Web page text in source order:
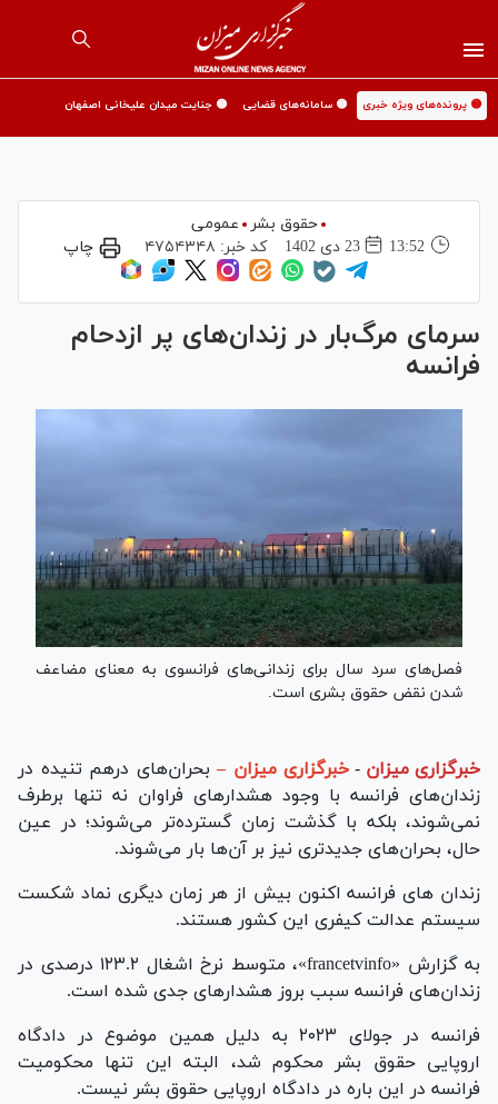
🟡 پرونده‌های ویژه خبری 🟡 سامانه‌های قضایی 🟡 جنایت میدان علیخانی اصفهان
حقوق بشر
عمومی
13:52
23 دی 1402 کد خبر: ۴۷۵۴۳۴۸ چاپ
سرمای مرگ‌بار در زندان‌های پر ازدحام
فرانسه
فصل‌های سرد سال برای زندانی‌های فرانسوی به معنای مضاعف
شدن نقض حقوق بشری است.
خبرگزاری میزان - خبرگزاری میزان – بحران‌های درهم تنیده در
زندان‌های فرانسه با وجود هشدار‌های فراوان نه تنها برطرف
نمی‌شوند، بلکه با گذشت زمان گسترده‌تر می‌شوند؛ در عین
حال، بحران‌های جدیدتری نیز بر آن‌ها بار می‌شوند.
زندان های فرانسه اکنون بیش از هر زمان دیگری نماد شکست
سیستم عدالت کیفری این کشور هستند.
به گزارش «francetvinfo»، متوسط نرخ اشغال ۱۲۳.۲ درصدی در
زندان‌های فرانسه سبب بروز هشدار‌های جدی شده است.
فرانسه در جولای ۲۰۲۳ به دلیل همین موضوع در دادگاه
اروپایی حقوق بشر محکوم شد، البته این تنها محکومیت
فرانسه در این باره در دادگاه اروپایی حقوق بشر نیست.